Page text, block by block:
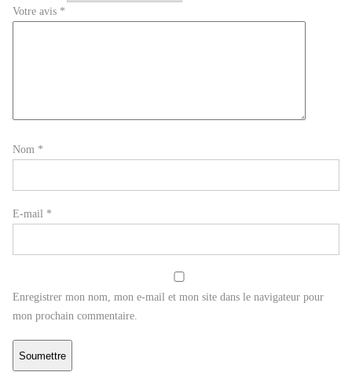
Votre avis *
Nom *
E-mail *
Enregistrer mon nom, mon e-mail et mon site dans le navigateur pour
mon prochain commentaire.